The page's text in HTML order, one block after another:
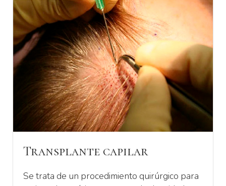
Transplante capilar
Se trata de un procedimiento quirúrgico para